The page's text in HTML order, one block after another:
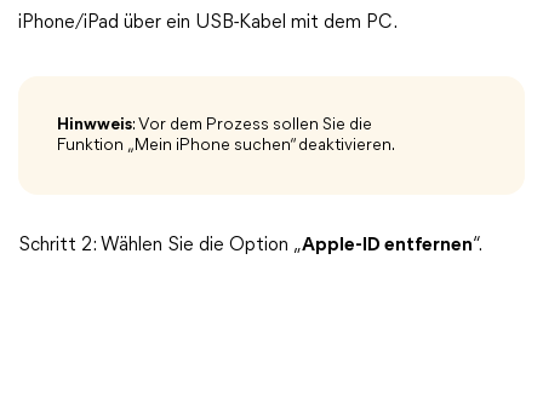
iPhone/iPad über ein USB-Kabel mit dem PC.
Hinwweis: Vor dem Prozess sollen Sie die
Funktion „Mein iPhone suchen“ deaktivieren.
Schritt 2: Wählen Sie die Option „Apple-ID entfernen“.